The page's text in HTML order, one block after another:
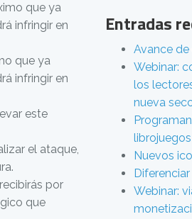
que ya
infringir en
que ya
infringir en
este
el ataque,
por
que
Entradas
Avance
Webinar:
los
nueva
Nuevos
Webinar: